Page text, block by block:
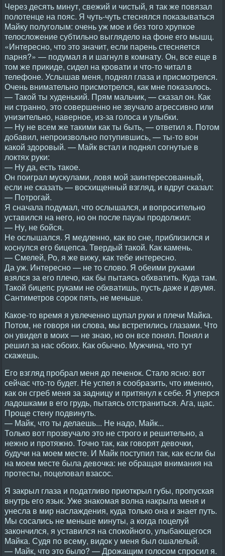
Через десять минут, свежий и чистый, я так же повязал
полотенце на пояс. Я чуть-чуть стеснялся показываться
Майку полуголым: очень уж мое и без того хрупкое
телосложение субтильно выглядело на фоне его мышц.
«Интересно, что это значит, если парень стесняется
парня?» — подумал я и шагнул в комнату. Он, все еще в
том же прикиде, сидел на кровати и что-то читал в
телефоне. Услышав меня, поднял глаза и присмотрелся.
Очень внимательно присмотрелся, как мне показалось.
— Такой ты худенький. Прям мальчик, — сказал он. Как
ни странно, это совершенно не звучало агрессивно или
унизительно, наверное, из-за голоса и улыбки.
— Ну не всем же такими как ты быть, — ответил я. Потом
добавил, непроизвольно потупившись, — ты-то вон
какой здоровый. — Майк встал и поднял согнутые в
локтях руки:
— Ну да, есть такое.
Он поиграл мускулами, ловя мой заинтересованный,
если не сказать — восхищенный взгляд, и вдруг сказал:
— Потрогай.
Я сначала подумал, что ослышался, и вопросительно
уставился на него, но он после паузы продолжил:
— Ну, не бойся.
Не ослышался. Я медленно, как во сне, приблизился и
коснулся его бицепса. Твердый такой. Как камень.
— Смелей, Ро, я же вижу, как тебе интересно.
Да уж. Интересно — не то слово. Я обеими руками
взялся за его плечо, как бы пытаясь обхватить. Куда там.
Такой бицепс руками не обхватишь, пусть даже и двумя.
Сантиметров сорок пять, не меньше.
Какое-то время я увлеченно щупал руки и плечи Майка.
Потом, не говоря ни слова, мы встретились глазами. Что
он увидел в моих — не знаю, но он все понял. Понял и
решил за нас обоих. Как обычно. Мужчина, что тут
скажешь.
Его взгляд пробрал меня до печенок. Стало ясно: вот
сейчас что-то будет. Не успел я сообразить, что именно,
как он сгреб меня за задницу и притянул к себе. Я уперся
ладошками в его грудь, пытаясь отстраниться. Ага, щас.
Проще стену подвинуть.
— Майк, что ты делаешь... Не надо, Майк...
Только вот прозвучало это не строго и решительно, а
нежно и протяжно. Точно так, как говорят девочки,
будучи на моем месте. И Майк поступил так, как если бы
на моем месте была девочка: не обращая внимания на
протесты, поцеловал взасос.
Я закрыл глаза и податливо приоткрыл губы, пропуская
внутрь его язык. Уже знакомая волна накрыла меня и
унесла в мир наслаждения, куда только она и знает путь.
Мы сосались не меньше минуты, а когда поцелуй
закончился, я уставился на спокойного, улыбающегося
Майка. Судя по всему, видок у меня был ошалелый.
— Майк, что это было? — Дрожащим голосом спросил я.